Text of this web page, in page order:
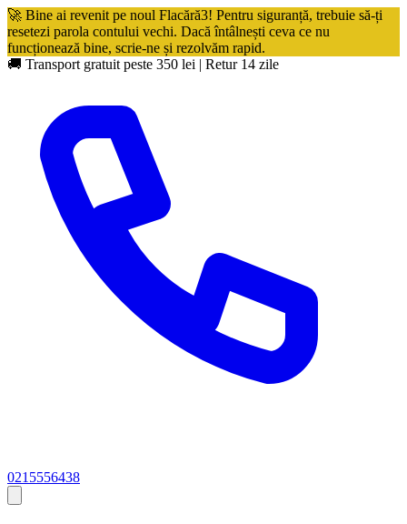
🚀 Bine ai revenit pe noul Flacără3! Pentru siguranță, trebuie să-ți
resetezi parola contului vechi. Dacă întâlnești ceva ce nu
funcționează bine, scrie-ne și rezolvăm rapid.
🚚 Transport gratuit peste 350 lei | Retur 14 zile
0215556438